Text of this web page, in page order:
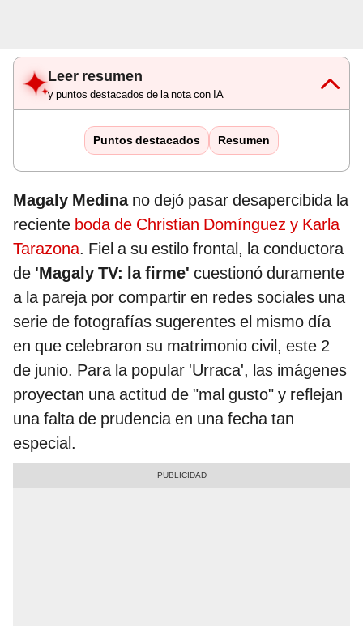
Leer resumen
y puntos destacados de la nota con IA
Puntos destacados Resumen
Magaly Medinano dejó pasar desapercibida la
reciente boda de Christian Domínguez y Karla
Tarazona. Fiel a su estilo frontal, la conductora
de 'Magaly TV: la firme' cuestionó duramente
a la pareja por compartir en redes sociales una
serie de fotografías sugerentes el mismo día
en que celebraron su matrimonio civil, este 2
de junio. Para la popular 'Urraca', las imágenes
proyectan una actitud de "mal gusto" y reflejan
una falta de prudencia en una fecha tan
especial.